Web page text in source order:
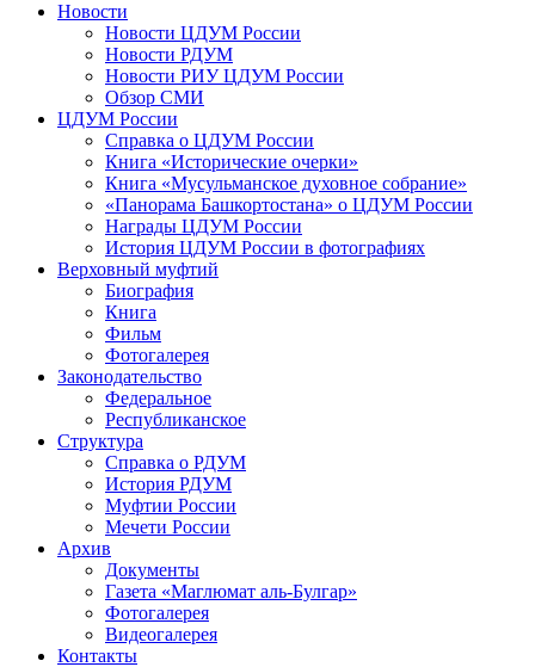
Новости
Новости ЦДУМ России
Новости РДУМ
Новости РИУ ЦДУМ России
Обзор СМИ
ЦДУМ России
Справка о ЦДУМ России
Книга «Исторические очерки»
Книга «Мусульманское духовное собрание»
«Панорама Башкортостана» о ЦДУМ России
Награды ЦДУМ России
История ЦДУМ России в фотографиях
Верховный муфтий
Биография
Книга
Фильм
Фотогалерея
Законодательство
Федеральное
Республиканское
Структура
Справка о РДУМ
История РДУМ
Муфтии России
Мечети России
Архив
Документы
Газета «Маглюмат аль-Булгар»
Фотогалерея
Видеогалерея
Контакты